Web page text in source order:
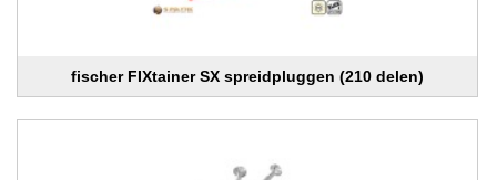
fischer FIXtainer SX spreidpluggen (210 delen)